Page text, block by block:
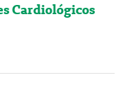
Cardiológicos